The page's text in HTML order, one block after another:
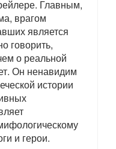
Главным,
врагом
является
говорить,
о реальной
Он ненавидим
истории
и герои.